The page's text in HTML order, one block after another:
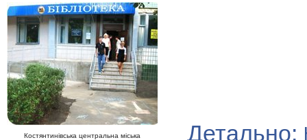
Костянтинівська центральна міська
Детально: